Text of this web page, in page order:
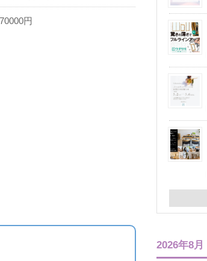
円
2026年8月